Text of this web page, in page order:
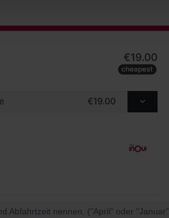
Abfahrtzeit nennen. ("April” oder "Januar”